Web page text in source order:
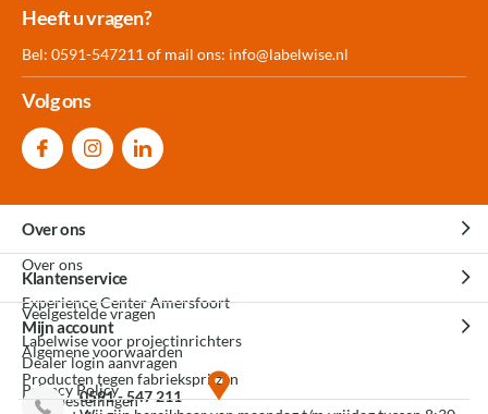
Meer dan 30.000
Heeft u vragen?
Bel: 0591-547211 of mail ons: info@labelwise.nl
Volg ons
Over ons
Over ons
Experience Center Amersfoort
Labelwise voor projectinrichters
Producten tegen fabrieksprijzen
Klantenservice
Veelgestelde vragen
Algemene voorwaarden
Privacy Policy
Mijn account
Dealer login aanvragen
Mijn bestellingen
0591 - 547 211